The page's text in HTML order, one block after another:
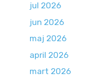
jul 2026
jun 2026
maj 2026
april 2026
mart 2026